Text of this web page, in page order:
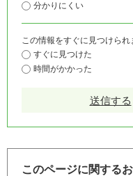
分かりにくい
この情報をすぐに見つけられ
すぐに見つけた
時間がかかった
このページに関する